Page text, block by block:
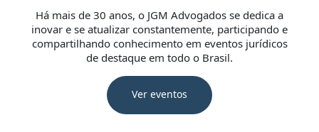
Há mais de 30 anos, o JGM Advogados se dedica a
inovar e se atualizar constantemente, participando e
compartilhando conhecimento em eventos jurídicos
de destaque em todo o Brasil.
Ver eventos